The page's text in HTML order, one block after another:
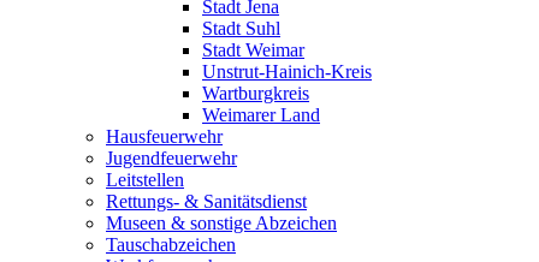
Stadt Jena
Stadt Suhl
Stadt Weimar
Unstrut-Hainich-Kreis
Wartburgkreis
Weimarer Land
Hausfeuerwehr
Jugendfeuerwehr
Leitstellen
Rettungs- & Sanitätsdienst
Museen & sonstige Abzeichen
Tauschabzeichen